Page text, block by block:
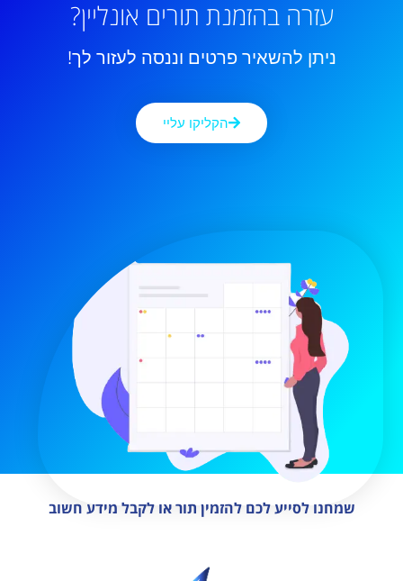
עזרה בהזמנת תורים אונליין?
ניתן להשאיר פרטים וננסה לעזור לך!
הקליקו עליי
שמחנו לסייע לכם להזמין תור או לקבל מידע חשוב